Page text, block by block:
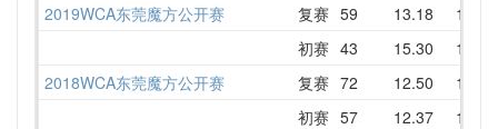
2019WCA东莞魔方公开赛
复赛 59 13.18
19.32
初赛 43 15.30
15.73
2018WCA东莞魔方公开赛
复赛 72 12.50
17.12
初赛 57 12.37
15.20